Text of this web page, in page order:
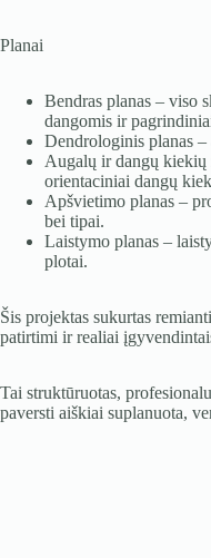
Planai
Bendras planas – viso
dangomis ir
Dendrologinis planas –
Augalų ir dangų kiekių
orientaciniai dangų
Apšvietimo planas –
bei tipai.
Laistymo planas –
plotai.
Šis projektas sukurtas
patirtimi ir realiai
Tai struktūruotas,
paversti aiškiai suplanuota,